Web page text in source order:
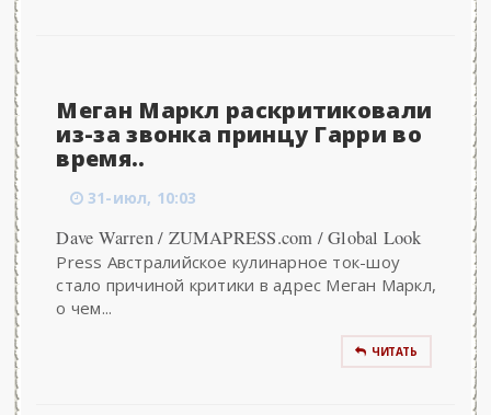
Меган Маркл раскритиковали
из-за звонка принцу Гарри во
время..
31-июл, 10:03
Dave Warren / ZUMAPRESS.com / Global Look
Press Австралийское кулинарное ток-шоу
стало причиной критики в адрес Меган Маркл,
о чем...
ЧИТАТЬ